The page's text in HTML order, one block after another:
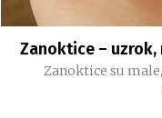
Zanoktice –
Zanoktice su